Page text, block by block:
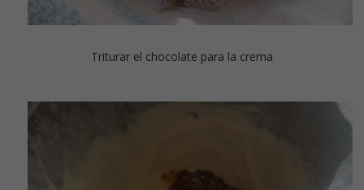
Triturar el chocolate para la crema